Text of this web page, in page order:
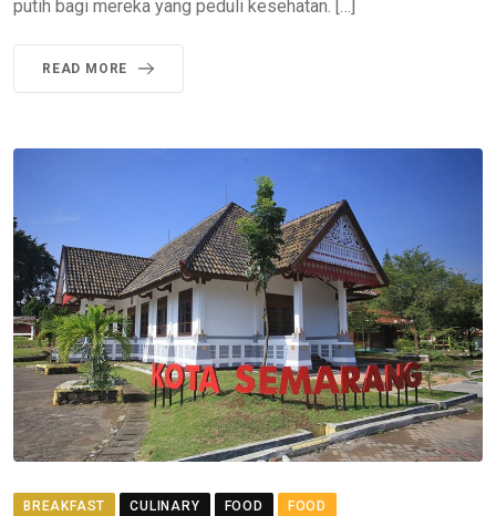
putih bagi mereka yang peduli kesehatan. […]
READ MORE
BREAKFAST CULINARY FOOD FOOD